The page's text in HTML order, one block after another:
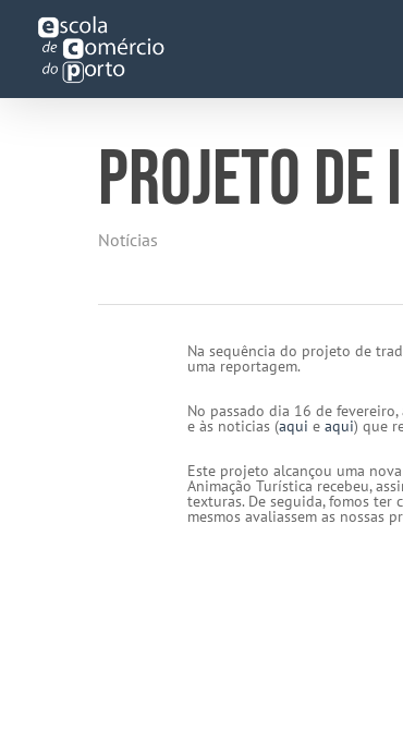
content
PROJETO
Notícias
Na sequência do projeto de
uma reportagem.
No passado dia 16 de
e às noticias (aqui e aqui) que
Este projeto alcançou uma
Animação Turística recebeu,
texturas. De seguida, fomos ter
mesmos avaliassem as nossas